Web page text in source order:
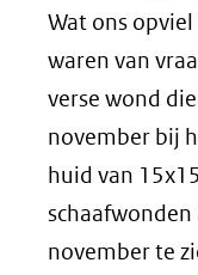
(afbeelding:
2)
Wat ons
waren van
verse wond
november bij
huid van
november te